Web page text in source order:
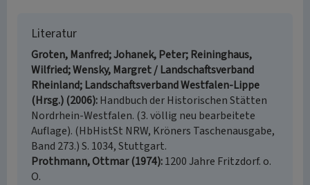
Literatur
Groten, Manfred; Johanek, Peter; Reininghaus,
Wilfried; Wensky, Margret / Landschaftsverband
Rheinland; Landschaftsverband Westfalen-Lippe
(Hrsg.) (2006) Handbuch der Historischen Stätten
Nordrhein-Westfalen. (3. völlig neu bearbeitete
Auflage). (HbHistSt NRW, Kröners Taschenausgabe,
Band 273.) S. 1034, Stuttgart.
Prothmann, Ottmar (1974) 1200 Jahre Fritzdorf. o.
O.